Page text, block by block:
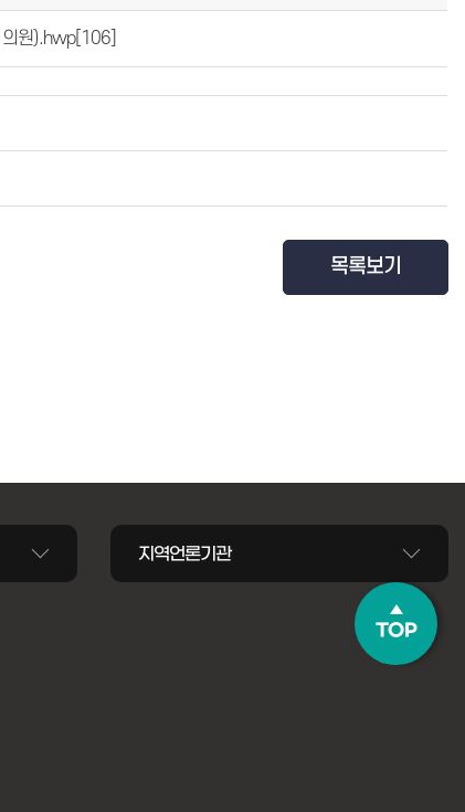
의원).hwp[106]
목록보기
TOP
지역언론기관